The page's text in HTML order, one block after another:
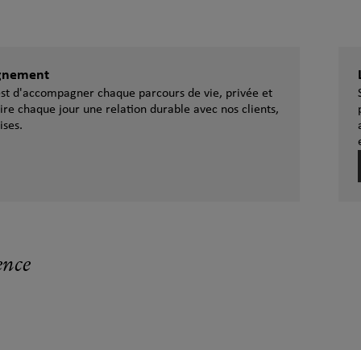
d'accompagner chaque parcours de vie, privée et
chaque jour une relation durable avec nos clients,